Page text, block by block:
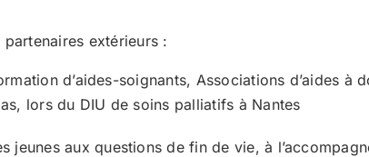
extérieurs :
d’aides-soignants, Associations d’aides
lors du DIU de soins palliatifs à Nantes
jeunes aux questions de fin de vie, à